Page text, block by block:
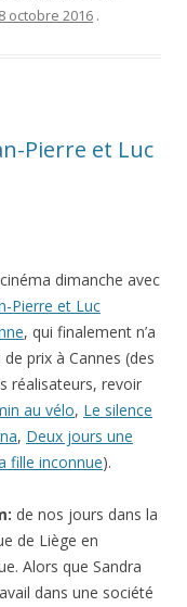
octobre 2016 .
Pierre et Luc
dimanche avec
Pierre et Luc
, qui finalement n’a
de prix à Cannes (des
réalisateurs, revoir
au vélo, Le silence
, Deux jours une
fille inconnue).
de nos jours dans la
de Liège en
Alors que Sandra
dans une société